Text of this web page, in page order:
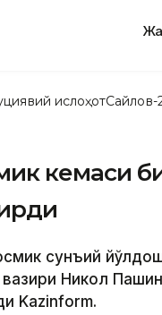
ислоҳотСайлов-
кемаси
сунъий
Никол
Kazinform.